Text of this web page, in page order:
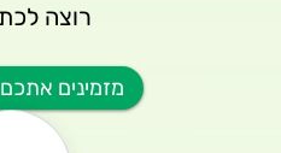
רוצה
מזמינים אתכם